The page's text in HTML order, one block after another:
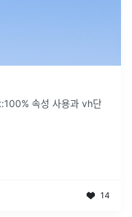
속성 사용과 vh단
14